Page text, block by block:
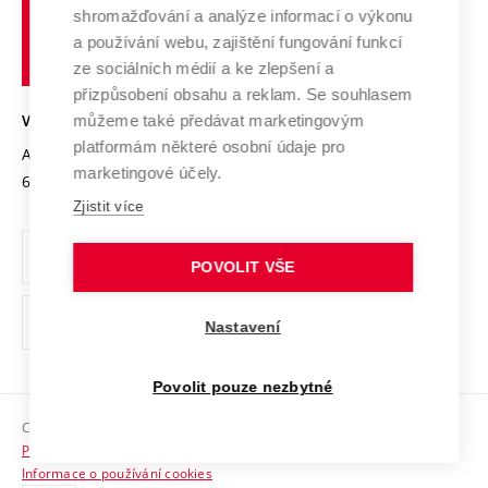
Transfer znalostí
Open Science
Projekty
Projekty ze strukturálních fondů
Specifický výzkum
Služby univerzity
Mezinárodní dohody
Univerzitní sítě
Udržitelná univerzita
Podnikavá univerzita / ContriBUTe
Bezpečná univerzita
Vyznamenání
Organizační struktura
Ochrana osobních údajů
odkaz)
Sociální bezpečí
HR Award
učení
technické
VYSOKÉ UČENÍ TECHNICKÉ V BRNĚ
Antonínská 548/1
602 00 Brno
www.vut.cz
vut@vutbr.cz
Copyright © 2026 VUT
Prohlášení o přístupnosti
Informace o používání cookies
shromažďování a analýze informací o výkonu
a používání webu, zajištění fungování funkcí
ze sociálních médií a ke zlepšení a
přizpůsobení obsahu a reklam. Se souhlasem
můžeme také předávat marketingovým
platformám některé osobní údaje pro
marketingové účely.
Zjistit více
POVOLIT VŠE
Nastavení
Povolit pouze nezbytné